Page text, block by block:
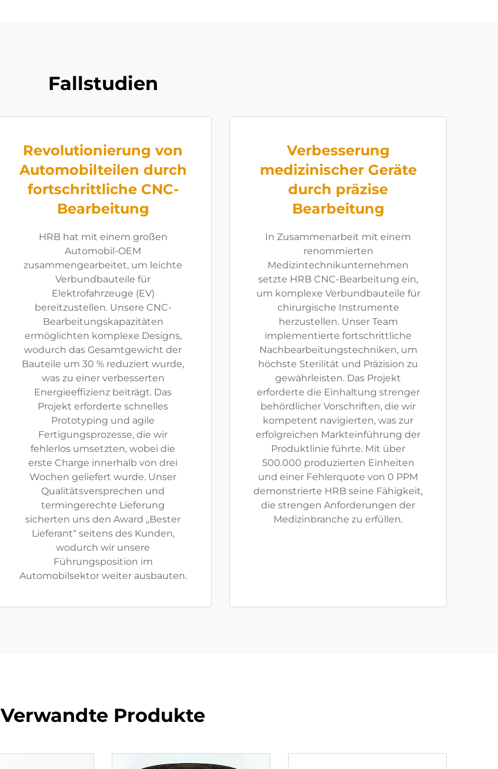
Fallstudien
Revolutionierung von
Automobilteilen durch
fortschrittliche CNC-
Bearbeitung
HRB hat mit einem großen
Automobil-OEM
zusammengearbeitet, um leichte
Verbundbauteile für
Elektrofahrzeuge (EV)
bereitzustellen. Unsere CNC-
Bearbeitungskapazitäten
ermöglichten komplexe Designs,
wodurch das Gesamtgewicht der
Bauteile um 30 % reduziert wurde,
was zu einer verbesserten
Energieeffizienz beiträgt. Das
Projekt erforderte schnelles
Prototyping und agile
Fertigungsprozesse, die wir
fehlerlos umsetzten, wobei die
erste Charge innerhalb von drei
Wochen geliefert wurde. Unser
Qualitätsversprechen und
termingerechte Lieferung
sicherten uns den Award „Bester
Lieferant“ seitens des Kunden,
wodurch wir unsere
Führungsposition im
Automobilsektor weiter ausbauten.
Verbesserung
medizinischer Geräte
durch präzise
Bearbeitung
In Zusammenarbeit mit einem
renommierten
Medizintechnikunternehmen
setzte HRB CNC-Bearbeitung ein,
um komplexe Verbundbauteile für
chirurgische Instrumente
herzustellen. Unser Team
implementierte fortschrittliche
Nachbearbeitungstechniken, um
höchste Sterilität und Präzision zu
gewährleisten. Das Projekt
erforderte die Einhaltung strenger
behördlicher Vorschriften, die wir
kompetent navigierten, was zur
erfolgreichen Markteinführung der
Produktlinie führte. Mit über
500.000 produzierten Einheiten
und einer Fehlerquote von 0 PPM
demonstrierte HRB seine Fähigkeit,
die strengen Anforderungen der
Medizinbranche zu erfüllen.
Verwandte Produkte